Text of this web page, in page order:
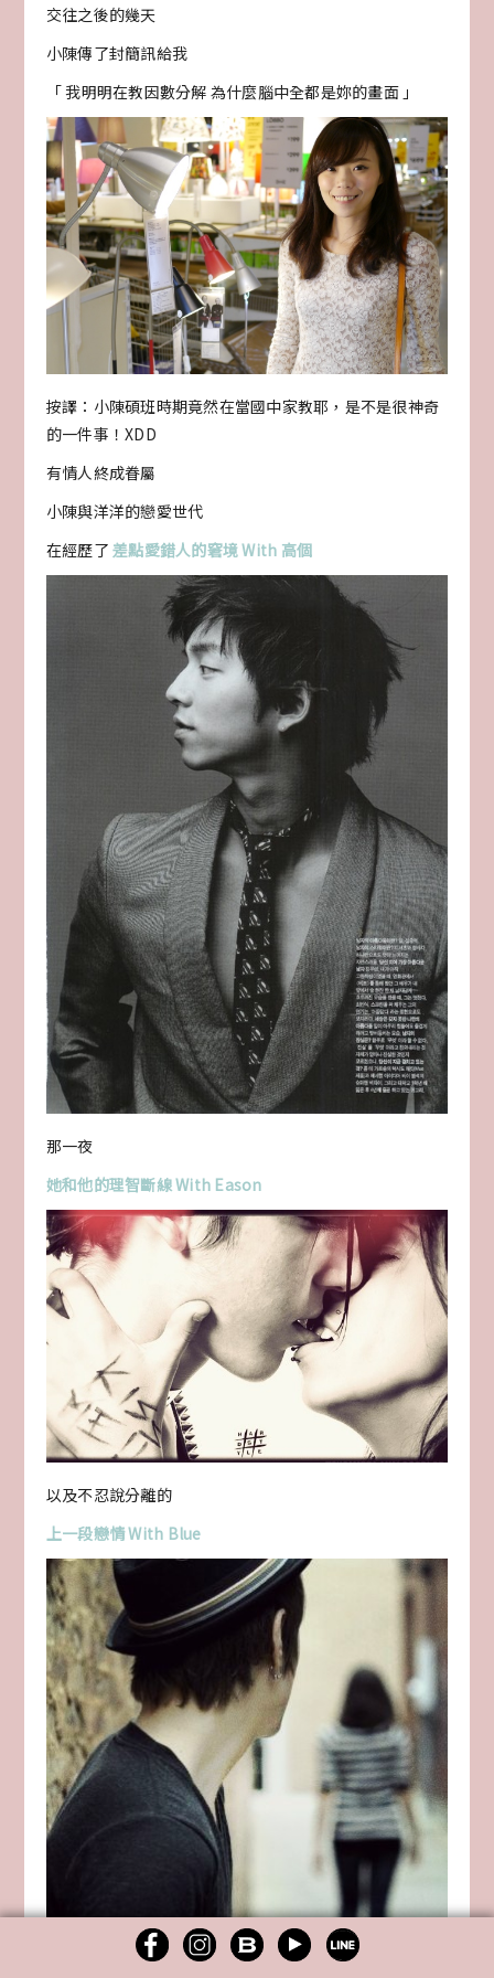
交往之後的幾天
小陳傳了封簡訊給我
「 我明明在教因數分解 為什麼腦中全都是妳的畫面 」
按譯：小陳碩班時期竟然在當國中家教耶，是不是很神奇
的一件事！XDD
有情人終成眷屬
小陳與洋洋的戀愛世代
在經歷了差點愛錯人的窘境 With 高個
那一夜
她和他的理智斷線 With Eason
以及不忍說分離的
上一段戀情 With Blue